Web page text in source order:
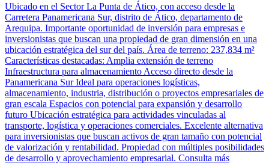
Ubicado en el Sector La Punta de Ático, con acceso desde la
Carretera Panamericana Sur, distrito de Ático, departamento de
Arequipa. Importante oportunidad de inversión para empresas e
inversionistas que buscan una propiedad de gran dimensión en una
ubicación estratégica del sur del país. Área de terreno: 237,834 m²
Características destacadas: Amplia extensión de terreno
Infraestructura para almacenamiento Acceso directo desde la
Panamericana Sur Ideal para operaciones logísticas,
almacenamiento, industria, distribución o proyectos empresariales de
gran escala Espacios con potencial para expansión y desarrollo
futuro Ubicación estratégica para actividades vinculadas al
transporte, logística y operaciones comerciales. Excelente alternativa
para inversionistas que buscan activos de gran tamaño con potencial
de valorización y rentabilidad. Propiedad con múltiples posibilidades
de desarrollo y aprovechamiento empresarial. Consulta más